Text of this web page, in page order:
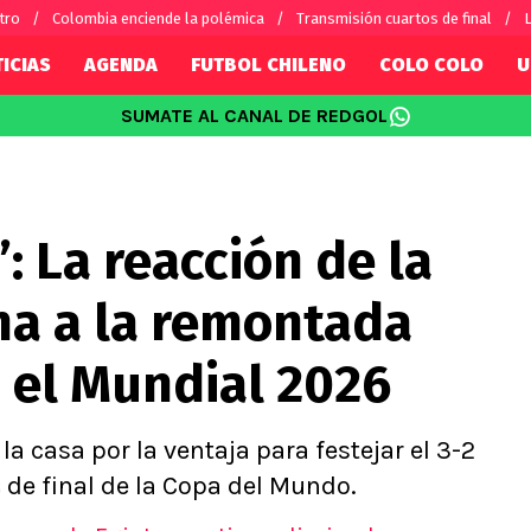
Colombia enciende la polémica Transmisión cuartos de final
por el mundo
Fútbol Argentino
Fútbol Brasileño
Conference
Ligue 1
Serie A
AGENDA FUTBOL CHILENO COLO COLO
SUMATE AL CANAL DE REDGOL
La reacción de la
a la remontada
Mundial 2026
casa por la ventaja para festejar el 3-2
final de la Copa del Mundo.